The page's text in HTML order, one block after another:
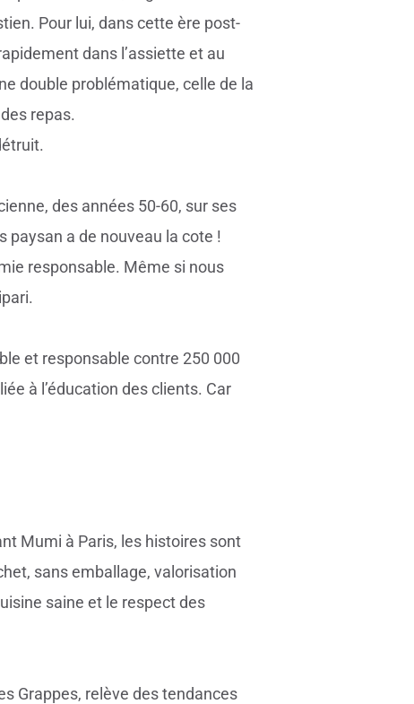
Pour lui, dans cette ère post-
dans l’assiette et au
double problématique, celle de la
repas.
des années 50-60, sur ses
paysan a de nouveau la cote !
responsable. Même si nous
et responsable contre 250 000
à l’éducation des clients. Car
Mumi à Paris, les histoires sont
sans emballage, valorisation
saine et le respect des
Grappes, relève des tendances